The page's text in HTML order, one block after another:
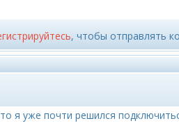
, чтобы отправлять
я уже почти решился